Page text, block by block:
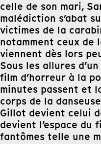
celle de son mari,
malédiction s’abat
victimes de la
notamment ceux de
viennent dès lors
Sous les allures
film d’horreur à la
minutes passent et
corps de la
Gillot devient celui
devient l’espace du
fantômes telle une